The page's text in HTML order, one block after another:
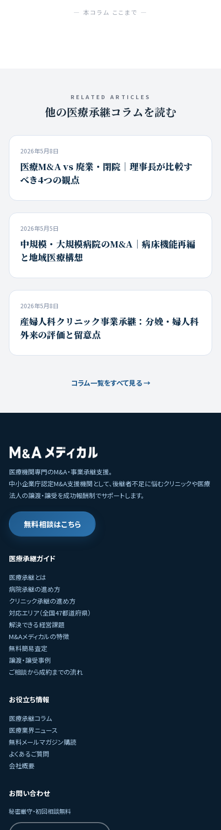
— 本コラム ここまで —
RELATED ARTICLES
他の医療承継コラムを読む
2026年5月8日
医療M&A vs 廃業・閉院｜理事長が比較す
べき4つの観点
2026年5月5日
中規模・大規模病院のM&A｜病床機能再編
と地域医療構想
2026年5月8日
産婦人科クリニック事業承継：分娩・婦人科
外来の評価と留意点
コラム一覧をすべて見る →
医療機関専門のM&A・事業承継支援。
中小企業庁認定M&A支援機関として、後継者不足に悩むクリニックや医療
法人の譲渡・譲受を成功報酬制でサポートします。
無料相談はこちら
医療承継ガイド
医療承継とは
病院承継の進め方
クリニック承継の進め方
対応エリア（全国47都道府県）
解決できる経営課題
M&Aメディカルの特徴
無料簡易査定
譲渡・譲受事例
ご相談から成約までの流れ
お役立ち情報
医療承継コラム
医療業界ニュース
無料メールマガジン購読
よくあるご質問
会社概要
お問い合わせ
秘密厳守・初回相談無料